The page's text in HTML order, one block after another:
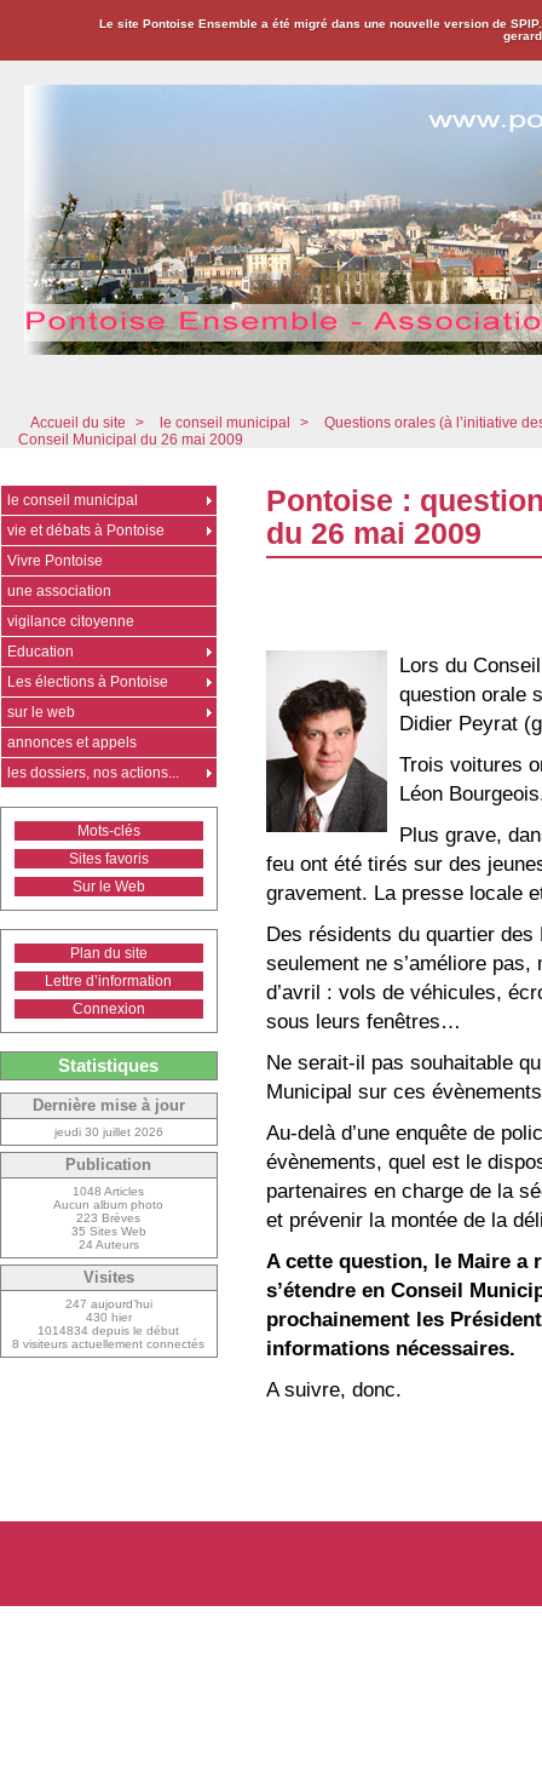
Le site Pontoise Ensemble a été migré dans une nouvelle version de
Accueil du site > le conseil municipal >
Questions orales (à l’initiative
Conseil Municipal du 26 mai 2009
Pontoise :
du 26 mai 2009
Lors du
question orale
Didier Peyrat
Trois voitures
Léon
Plus grave,
feu ont été tirés sur des
gravement. La presse locale
Des résidents du quartier
seulement ne s’améliore
d’avril : vols de véhicules,
sous leurs fenêtres…
Ne serait-il pas souhaitable
Municipal sur ces
Au-delà d’une enquête de
évènements, quel est le
partenaires en charge de la
et prévenir la montée de la
A cette question, le Maire a
s’étendre en Conseil
prochainement les
informations nécessaires.
A suivre, donc.
le conseil municipal
vie et débats à Pontoise
Vivre Pontoise
une association
vigilance citoyenne
Education
Les élections à Pontoise
sur le web
annonces et appels
les dossiers, nos actions...
Mots-clés
Sites favoris
Sur le Web
Plan du site
Lettre d’information
Connexion
Statistiques
Dernière mise à jour
jeudi 30 juillet 2026
Publication
1048 Articles
Aucun album photo
223 Brèves
35 Sites Web
24 Auteurs
Visites
247 aujourd’hui
430 hier
1014834 depuis le début
8 visiteurs actuellement connectés